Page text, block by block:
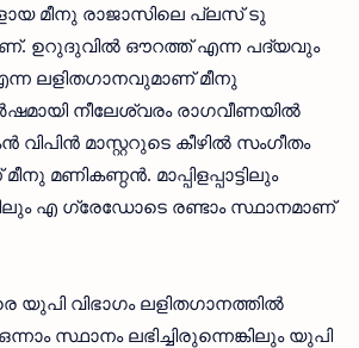
മീനു രാജാസിലെ പ്ലസ് ടു
ഉറുദുവില്‍ ഔറത്ത് എന്ന പദ്യവും
ലളിതഗാനവുമാണ് മീനു
നീലേശ്വരം രാഗവീണയില്‍
മാസ്റ്ററുടെ കീഴില്‍ സംഗീതം
മണികണ്ഠന്‍. മാപ്പിളപ്പാട്ടിലും
എ ഗ്രേഡോടെ രണ്ടാം സ്ഥാനമാണ്
യുപി വിഭാഗം ലളിതഗാനത്തില്‍
സ്ഥാനം ലഭിച്ചിരുന്നെങ്കിലും യുപി